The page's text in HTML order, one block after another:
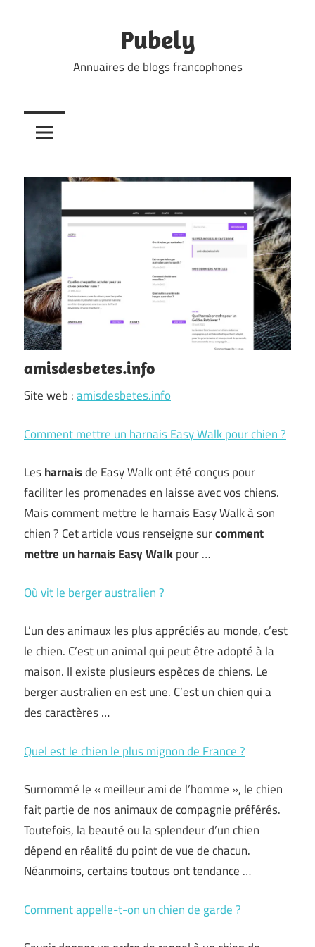
Pubely
Annuaires de blogs francophones
amisdesbetes.info
Site web :amisdesbetes.info
Comment mettre un harnais Easy Walk pour chien ?
Lesharnaisde Easy Walk ont été conçus pour
faciliter les promenades en laisse avec vos chiens.
Mais comment mettre le harnais Easy Walk à son
chien ? Cet article vous renseigne surcomment
mettre un harnais Easy Walkpour …
Où vit le berger australien ?
L’un des animaux les plus appréciés au monde, c’est
le chien. C’est un animal qui peut être adopté à la
maison. Il existe plusieurs espèces de chiens. Le
berger australien en est une. C’est un chien qui a
des caractères …
Quel est le chien le plus mignon de France ?
Surnommé le « meilleur ami de l’homme », le chien
fait partie de nos animaux de compagnie préférés.
Toutefois, la beauté ou la splendeur d’un chien
dépend en réalité du point de vue de chacun.
Néanmoins, certains toutous ont tendance …
Comment appelle-t-on un chien de garde ?